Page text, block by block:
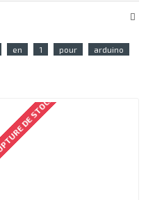
en 1 pour arduino
DE STOCK